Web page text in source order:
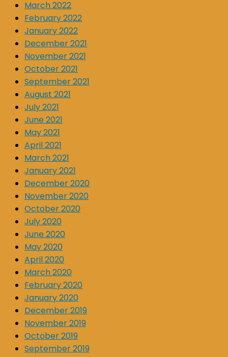
March 2022
February 2022
January 2022
December 2021
November 2021
October 2021
September 2021
August 2021
July 2021
June 2021
May 2021
April 2021
March 2021
January 2021
December 2020
November 2020
October 2020
July 2020
June 2020
May 2020
April 2020
March 2020
February 2020
January 2020
December 2019
November 2019
October 2019
September 2019